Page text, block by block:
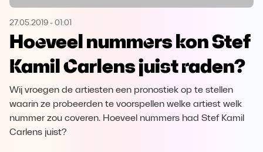
Microsoft Edge Download
Opera Download
27.05.2019 - 01:01
Hoeveel nummers kon Stef
Kamil Carlens juist raden?
Wij vroegen de artiesten een pronostiek op te stellen
waarin ze probeerden te voorspellen welke artiest welk
nummer zou coveren. Hoeveel nummers had Stef Kamil
Carlens juist?